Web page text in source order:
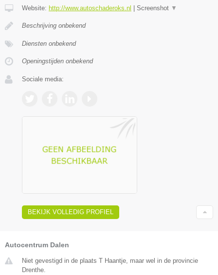
Website: http://www.autoschaderoks.nl Screenshot ▼
Beschrijving onbekend
Diensten onbekend
Openingstijden onbekend
Sociale media:
BEKIJK VOLLEDIG PROFIEL
Autocentrum Dalen
Niet gevestigd in de plaats T Haantje, maar wel in de provincie
Drenthe.